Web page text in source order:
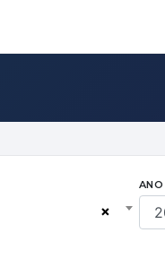
×
ANO